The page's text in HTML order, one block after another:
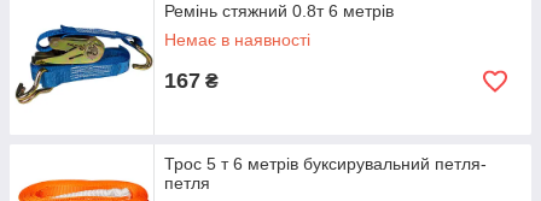
Ремінь стяжний 0.8т 6 метрів
Немає в наявності
167 ₴
Трос 5 т 6 метрів буксирувальний петля-
петля